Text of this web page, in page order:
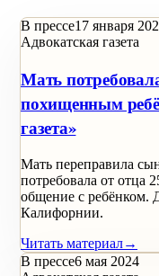
В прессе17 января
Адвокатская газета
Мать
похищенным
газета»
Мать переправила
потребовала от отца
общение с ребёнком.
Калифорнии.
Читать материал→
В прессе6 мая 2024